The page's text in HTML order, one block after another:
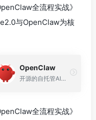
全流程实战》
与OpenClaw为核
OpenClaw
开源的自托管AI智能体助手，曾用名Clawdbot、Moltbot
全流程实战》